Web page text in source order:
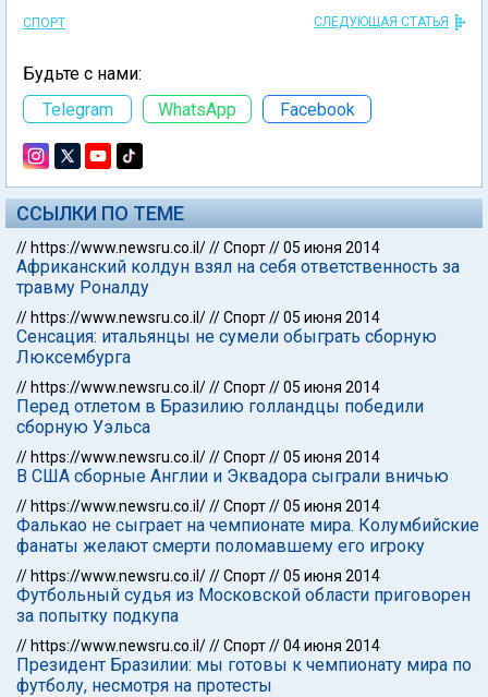
СПОРТ СЛЕДУЮЩАЯ СТАТЬЯ
Будьте с нами:
Telegram
WhatsApp Facebook
ССЫЛКИ ПО ТЕМЕ
// https://www.newsru.co.il///Спорт//05 июня 2014
Африканский колдун взял на себя ответственность за
травму Роналду
// https://www.newsru.co.il///Спорт//05 июня 2014
Сенсация: итальянцы не сумели обыграть сборную
Люксембурга
// https://www.newsru.co.il///Спорт//05 июня 2014
Перед отлетом в Бразилию голландцы победили
сборную Уэльса
// https://www.newsru.co.il///Спорт//05 июня 2014
В США сборные Англии и Эквадора сыграли вничью
// https://www.newsru.co.il///Спорт//05 июня 2014
Фалькао не сыграет на чемпионате мира. Колумбийские
фанаты желают смерти поломавшему его игроку
// https://www.newsru.co.il///Спорт//05 июня 2014
Футбольный судья из Московской области приговорен
за попытку подкупа
// https://www.newsru.co.il///Спорт//04 июня 2014
Президент Бразилии: мы готовы к чемпионату мира по
футболу, несмотря на протесты